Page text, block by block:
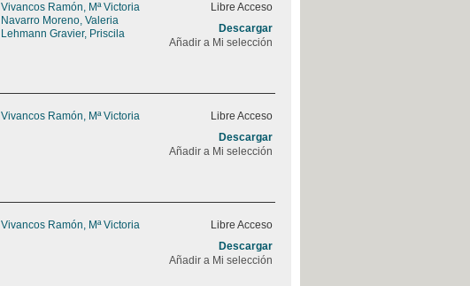
Vivancos Ramón, Mª Victoria
Navarro Moreno, Valeria
Lehmann Gravier, Priscila
Libre Acceso
Descargar
Añadir a Mi selección
Vivancos Ramón, Mª Victoria
Libre Acceso
Descargar
Añadir a Mi selección
Vivancos Ramón, Mª Victoria
Libre Acceso
Descargar
Añadir a Mi selección